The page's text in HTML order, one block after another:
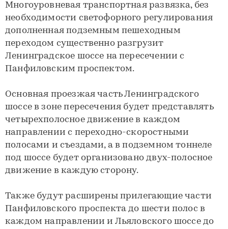
Многоуровневая транспортная развязка, без
необходимости светофорного регулирования
дополненная подземным пешеходным
переходом существенно разгрузит
Ленинградское шоссе на пересечении с
Панфиловским проспектом.
Основная проезжая часть Ленинградского
шоссе в зоне пересечения будет представлять
четырехполосное движение в каждом
направлении с переходно-скоростными
полосами и съездами, а в подземном тоннеле
под шоссе будет организовано двух-полосное
движение в каждую сторону.
Также будут расширены прилегающие части
Панфиловского проспекта до шести полос в
каждом направлении и Льяловского шоссе до